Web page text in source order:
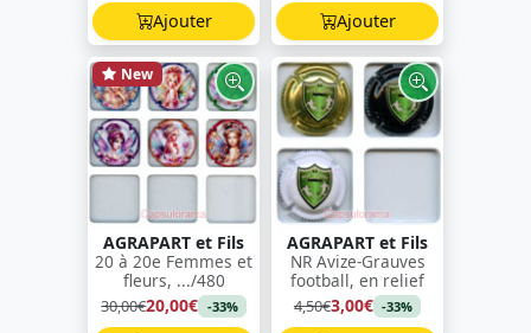
Ajouter
Ajouter
New
AGRAPART et Fils
20 à 20e Femmes et
fleurs, .../480
30,00€20,00€ -33%
AGRAPART et Fils
NR Avize-Grauves
football, en relief
4,50€3,00€ -33%